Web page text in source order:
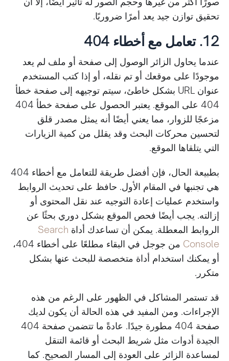
تحقيق توازن جيد يعد أمرًا ضروريًا.
12. تعامل مع أخطاء 404
عندما يحاول الزائر الوصول إلى صفحة أو ملف لم يعد
موجودًا على موقعك أو تم نقله، أو إذا كتب المستخدم
عنوان URL بشكل خاطئ، سيتم توجيهه إلى صفحة خطأ
404 على الموقع. يعتبر الحصول على صفحة خطأ 404
مزعجًا للزوار، مما يعني أيضًا أنه يمثل مصدر قلق
لتحسين محركات البحث وقد يقلل من كمية الزيارات
التي يتلقاها الموقع.
بطبيعة الحال، فإن أفضل طريقة للتعامل مع أخطاء 404
هي تجنبها في المقام الأول. حافظ على تحديث الروابط
واستخدم عمليات إعادة التوجيه عند نقل المحتوى أو
إزالته. يجب أيضًا فحص الموقع بشكل دوري بحثًا عن
الروابط المعطلة. يمكن أن تساعدك أداة Search
Console
من جوجل في البقاء مطلعًا على أخطاء 404،
أو يمكنك استخدام أداة متخصصة للبحث عنها بشكل
متكرر.
قد تستمر المشاكل في الظهور على الرغم من هذه
الإجراءات. ومن المفيد في هذه الحالة أن يكون لديك
صفحة 404 مطورة جيدًا. عادةً ما تتضمن صفحة 404
الجيدة أدوات مثل شريط البحث أو قائمة التنقل
لمساعدة الزائر على العودة إلى المسار الصحيح. كما